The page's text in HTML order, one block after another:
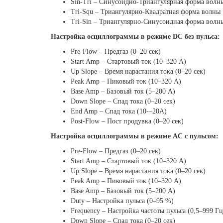
Sin-Tri – Синусоидно-Триангулярная форма
Tri-Squ – Триангулярно-Квадратная форма волны
Tri-Sin – Триангулярно-Синусоидная форма
Настройка осциллограммы в режиме DC без пульса:
Pre-Flow – Предгаз (0–20 сек)
Start Amp – Стартовый ток (10–320 А)
Up Slope – Время нарастания тока (0–20 сек)
Peak Amp – Пиковый ток (10–320 А)
Base Amp – Базовый ток (5–200 А)
Down Slope – Спад тока (0–20 сек)
End Amp – Спад тока (10-–20А)
Post-Flow – Пост продувка (0–20 сек)
Настройка осциллограммы в режиме AC с пульсом:
Pre-Flow – Предгаз (0–20 сек)
Start Amp – Стартовый ток (10–320 А)
Up Slope – Время нарастания тока (0–20 сек)
Peak Amp – Пиковый ток (10–320 А)
Base Amp – Базовый ток (5–200 А)
Duty – Настройка пульса (0–95 %)
Frequency – Настройка частоты пульса (0,5–999
Down Slope – Спад тока (0–20 сек)